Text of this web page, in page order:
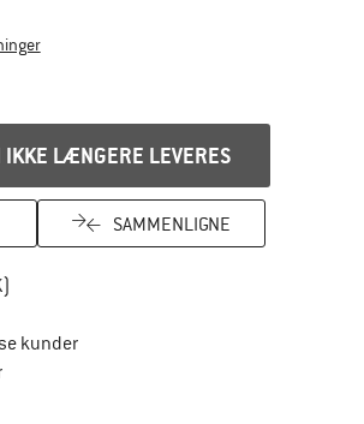
Oplysninger om
IKKE LÆNGERE LEVERES
SAMMENLIGNE
til returretten her Åbnes i en infoboks
kunder
certificeret - oplysningerne får du